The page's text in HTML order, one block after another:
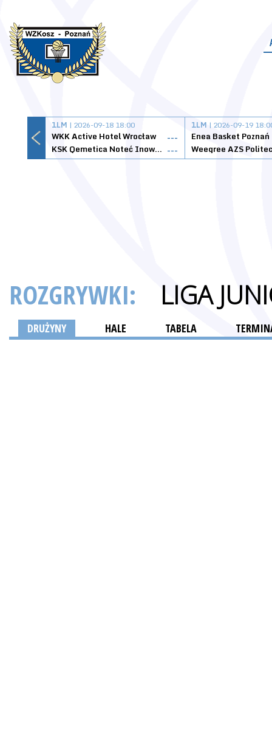
1LM | 2026-09-18 18:00
WKK Active Hotel Wrocław
---
KSK Qemetica Noteć Inowrocław ---
1LM | 2026-09-19
Enea Basket Poznań
ROZGRYWKI: LIGA
DRUŻYNY HALE TABELA